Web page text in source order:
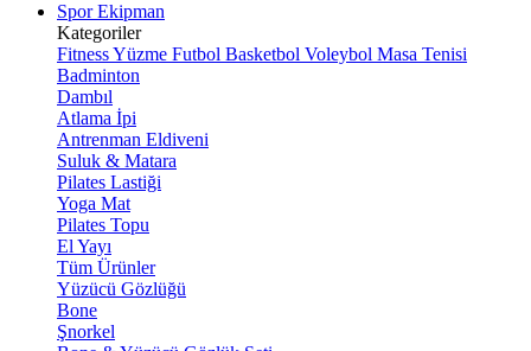
Spor Ekipman
Kategoriler
FitnessYüzme Futbol Basketbol Voleybol Masa Tenisi
Badminton
Dambıl
Atlama İpi
Antrenman Eldiveni
Suluk & Matara
Pilates Lastiği
Yoga Mat
Pilates Topu
El Yayı
Tüm Ürünler
Yüzücü Gözlüğü
Bone
Şnorkel